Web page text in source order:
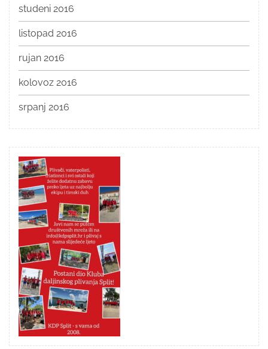
studeni 2016
listopad 2016
rujan 2016
kolovoz 2016
srpanj 2016